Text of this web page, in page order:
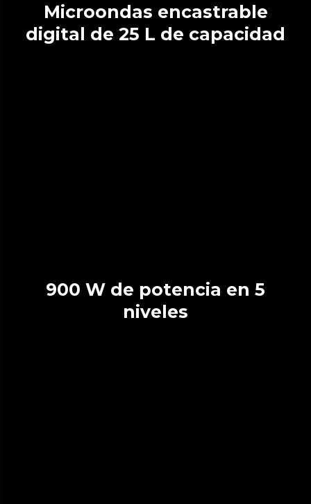
Microondas encastrable
digital de 25 L de capacidad
900 W de potencia en 5
niveles